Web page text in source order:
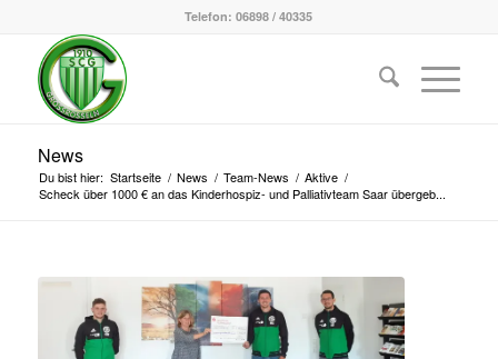
Telefon: 06898 / 40335
News
Du bist hier: Startseite / News / Team-News / Aktive /
Scheck über 1000 € an das Kinderhospiz- und Palliativteam Saar übergeb...